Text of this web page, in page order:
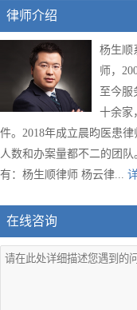
律师介绍
杨生顺
师，
至今服
十余家
件。2018年成立晨昀医患
人数和办案量都不二的团队
有：杨生顺律师 杨云律...
在线咨询